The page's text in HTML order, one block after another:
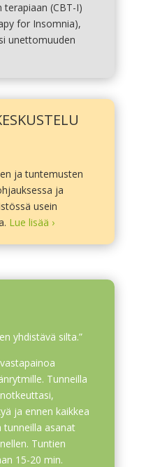
terapiaan (CBT-I)
for Insomnia),
unettomuuden
ja tuntemusten
ja
usein
Lue lisää ›
yhdistävä silta.”
Tunneilla
ja ennen kaikkea
tunneilla asanat
Tuntien
15-20 min.